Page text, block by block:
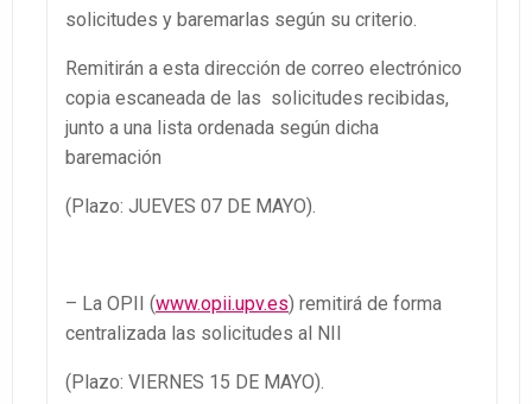
solicitudes y baremarlas según su criterio.
Remitirán a esta dirección de correo electrónico
copia escaneada de las solicitudes recibidas,
junto a una lista ordenada según dicha
baremación
(Plazo: JUEVES 07 DE MAYO).
– La OPII (www.opii.upv.es) remitirá de forma
centralizada las solicitudes al NII
(Plazo: VIERNES 15 DE MAYO).